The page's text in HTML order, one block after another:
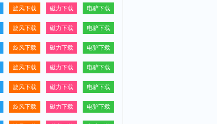
旋风下载 磁力下载 电驴下载
旋风下载 磁力下载 电驴下载
旋风下载 磁力下载 电驴下载
旋风下载 磁力下载 电驴下载
旋风下载 磁力下载 电驴下载
旋风下载 磁力下载 电驴下载